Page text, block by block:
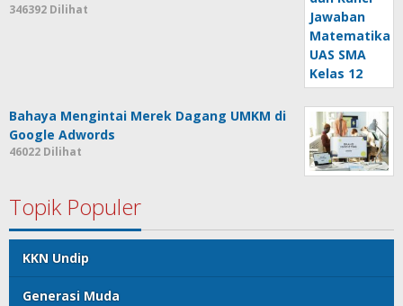
346392 Dilihat
Bahaya Mengintai Merek Dagang UMKM di
Google Adwords
46022 Dilihat
Topik Populer
KKN Undip
Generasi Muda